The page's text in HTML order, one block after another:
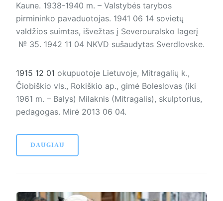
Kaune. 1938-1940 m. – Valstybės tarybos
pirmininko pavaduotojas. 1941 06 14 sovietų
valdžios suimtas, išvežtas į Severouralsko lagerį
№ 35. 1942 11 04 NKVD sušaudytas Sverdlovske.
1915 12 01 okupuotoje Lietuvoje, Mitragalių k.,
Čiobiškio vls., Rokiškio ap., gimė Boleslovas (iki
1961 m. – Balys) Milaknis (Mitragalis), skulptorius,
pedagogas. Mirė 2013 06 04.
DAUGIAU